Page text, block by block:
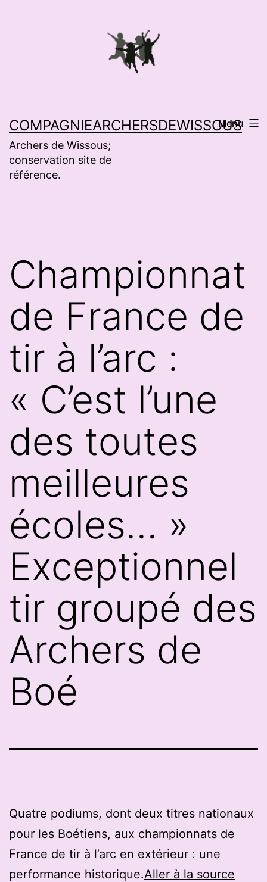
COMPAGNIEARCHERSDEWISSOUS
Archers de Wissous;
conservation site de
référence.
Menu
Championnat
de France de
tir à l’arc :
« C’est l’une
des toutes
meilleures
écoles… »
Exceptionnel
tir groupé des
Archers de
Boé
Quatre podiums, dont deux titres nationaux
pour les Boétiens, aux championnats de
France de tir à l’arc en extérieur : une
performance historique.Aller à la source